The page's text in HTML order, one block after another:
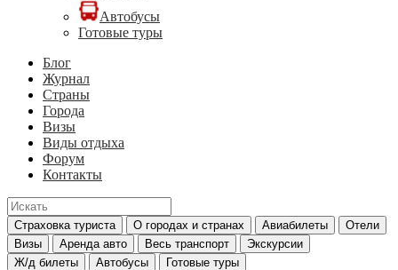
Автобусы
Готовые туры
Блог
Журнал
Страны
Города
Визы
Виды отдыха
Форум
Контакты
Страховка туриста О городах и странах Авиабилеты
Отели
Визы
Аренда авто Весь транспорт
Экскурсии
Ж/д билеты
Автобусы Готовые туры